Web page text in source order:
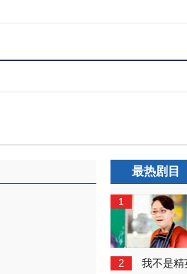
最热剧目
1
2 我不是精